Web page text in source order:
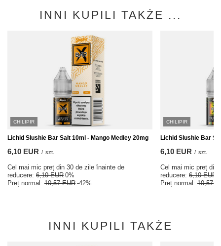
INNI KUPILI TAKŻE ...
CHILIPIR
Lichid Slushie Bar Salt 10ml - Mango Medley 20mg
6,10 EUR / szt.
Cel mai mic preț din 30 de zile înainte de
reducere: 6,10 EUR 0%
Preț normal: 10,57 EUR -42%
CHILIPIR
Lichid Slushie Bar
6,10 EUR / szt.
Cel mai mic preț din
reducere: 6,10 EUR
Preț normal: 10,57
INNI KUPILI TAKŻE